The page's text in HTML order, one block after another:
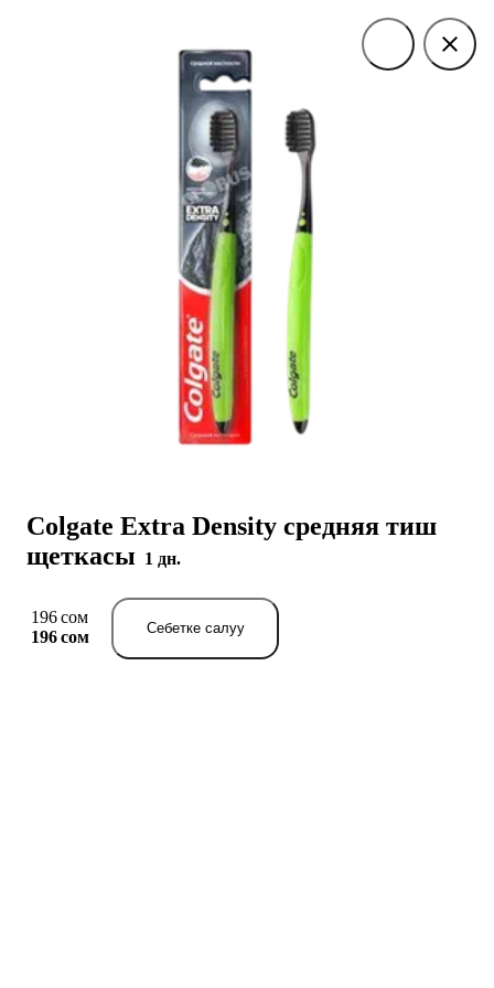
Colgate Extra Density средняя тиш
щеткасы 1 дн.
196 сом
196 сом
Себетке салуу